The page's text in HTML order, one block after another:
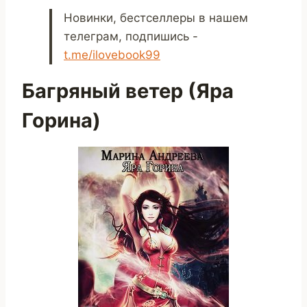
Новинки, бестселлеры в нашем
телеграм, подпишись -
t.me/ilovebook99
Багряный ветер (Яра
Горина)